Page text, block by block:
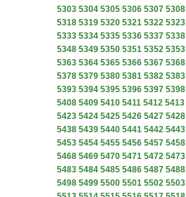
5303 5304 5305 5306 5307 5308
5318 5319 5320 5321 5322 5323
5333 5334 5335 5336 5337 5338
5348 5349 5350 5351 5352 5353
5363 5364 5365 5366 5367 5368
5378 5379 5380 5381 5382 5383
5393 5394 5395 5396 5397 5398
5408 5409 5410 5411 5412 5413
5423 5424 5425 5426 5427 5428
5438 5439 5440 5441 5442 5443
5453 5454 5455 5456 5457 5458
5468 5469 5470 5471 5472 5473
5483 5484 5485 5486 5487 5488
5498 5499 5500 5501 5502 5503